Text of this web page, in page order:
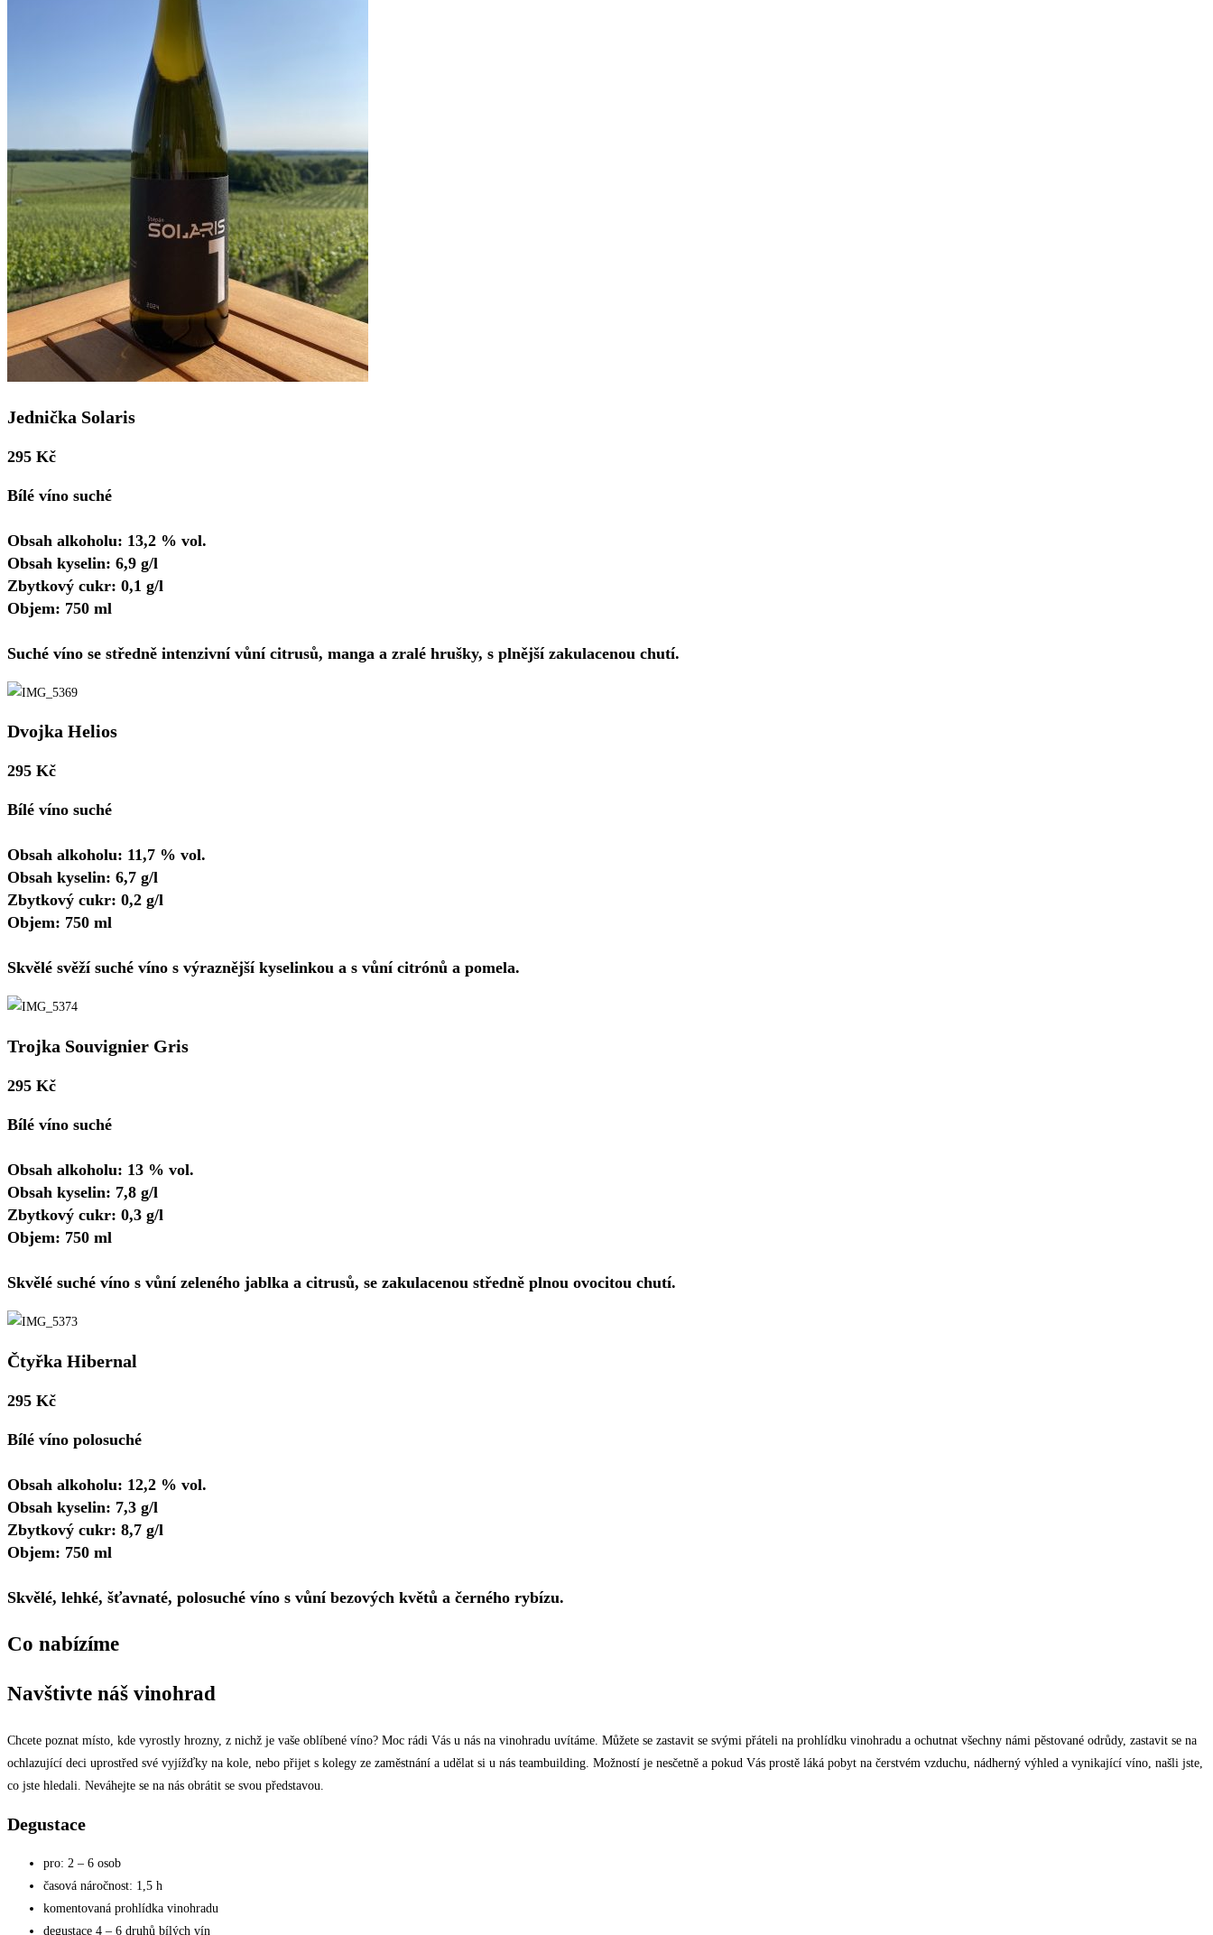
Jednička Solaris
295 Kč
Bílé víno suché
Obsah alkoholu: 13,2 % vol.
Obsah kyselin: 6,9 g/l
Zbytkový cukr: 0,1 g/l
Objem: 750 ml
Suché víno se středně intenzivní vůní citrusů, manga a zralé hrušky, s plnější zakulacenou chutí.
Dvojka Helios
295 Kč
Bílé víno suché
Obsah alkoholu: 11,7 % vol.
Obsah kyselin: 6,7 g/l
Zbytkový cukr: 0,2 g/l
Objem: 750 ml
Skvělé svěží suché víno s výraznější kyselinkou a s vůní citrónů a pomela.
Trojka Souvignier Gris
295 Kč
Bílé víno suché
Obsah alkoholu: 13 % vol.
Obsah kyselin: 7,8 g/l
Zbytkový cukr: 0,3 g/l
Objem: 750 ml
Skvělé suché víno s vůní zeleného jablka a citrusů, se zakulacenou středně plnou ovocitou chutí.
Čtyřka Hibernal
295 Kč
Bílé víno polosuché
Obsah alkoholu: 12,2 % vol.
Obsah kyselin: 7,3 g/l
Zbytkový cukr: 8,7 g/l
Objem: 750 ml
Skvělé, lehké, šťavnaté, polosuché víno s vůní bezových květů a černého rybízu.
Co nabízíme
Navštivte náš vinohrad
Chcete poznat místo, kde vyrostly hrozny, z nichž je vaše oblíbené víno? Moc rádi Vás u nás na vinohradu uvítáme. Můžete se zastavit se svými přáteli na prohlídku vinohradu a ochutnat všechny námi pěstované odrůdy, zastavit se na
ochlazující deci uprostřed své vyjížďky na kole, nebo přijet s kolegy ze zaměstnání a udělat si u nás teambuilding. Možností je nesčetně a pokud Vás prostě láká pobyt na čerstvém vzduchu, nádherný výhled a vynikající víno, našli jste,
co jste hledali. Neváhejte se na nás obrátit se svou představou.
Degustace
pro: 2 – 6 osob
časová náročnost: 1,5 h
komentovaná prohlídka vinohradu
degustace 4 – 6 druhů bílých vín